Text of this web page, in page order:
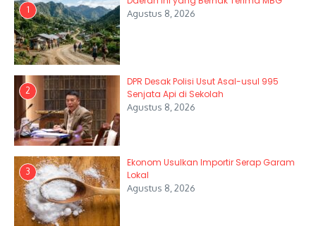
1 Agustus 8, 2026
2
DPR Desak Polisi Usut Asal-usul 995
Senjata Api di Sekolah
Agustus 8, 2026
3
Ekonom Usulkan Importir Serap Garam
Lokal
Agustus 8, 2026